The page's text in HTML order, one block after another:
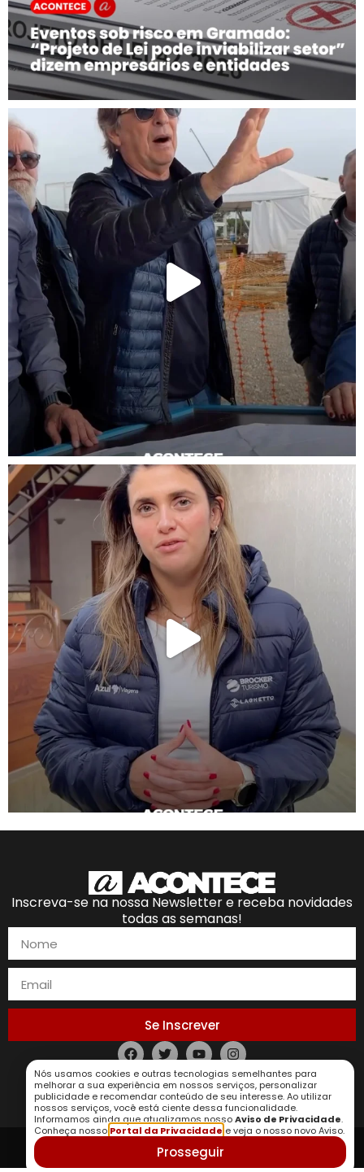
Inscreva-se na nossa Newsletter e receba novidades
todas as semanas!
Se Inscrever
Política de Privacidade
Nós usamos cookies e outras tecnologias semelhantes para
melhorar a sua experiência em nossos serviços, personalizar
publicidade e recomendar conteúdo de seu interesse. Ao utilizar
nossos serviços, você está ciente dessa funcionalidade.
Informamos ainda que atualizamos nossoAviso de Privacidade.
Conheça nosso Portal da Privacidade e veja o nosso novo Aviso.
Prosseguir